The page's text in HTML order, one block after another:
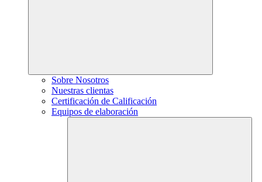
Sobre Nosotros
Nuestras clientas
Certificación de Calificación
Equipos de elaboración